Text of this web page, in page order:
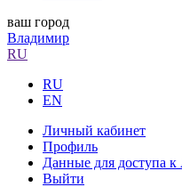
ваш город
Владимир
RU
RU
EN
Личный кабинет
Профиль
Данные для доступа к
Выйти